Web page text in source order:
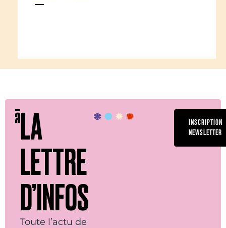
LA
LETTRE
D’INFOS
Toute l’actu de
INSCRIPTION
NEWSLETTER